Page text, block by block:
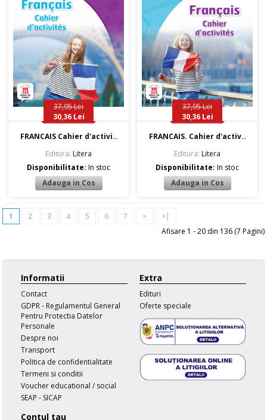
37,95 Lei
30,36 Lei
FRANCAIS Cahier d'activi..
Editura: Litera
Disponibilitate:In stoc
37,95 Lei
30,36 Lei
FRANCAIS. Cahier d'activ..
Editura: Litera
Disponibilitate:In stoc
1 2 3 4 5 6 7 >
>|
Afisare 1 - 20 din 136 (7 Pagini)
Informatii
Contact
GDPR - Regulamentul General
Pentru Protectia Datelor
Personale
Despre noi
Transport
Politica de confidentialitate
Termeni si conditii
Voucher educational / social
SEAP - SICAP
Extra
Edituri
Oferte speciale
Contul tau